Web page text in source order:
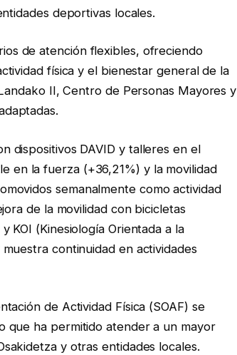
deportivas locales.
de atención flexibles, ofreciendo
física y el bienestar general de la
II, Centro de Personas Mayores y
dispositivos DAVID y talleres en el
en la fuerza (+36,21%) y la movilidad
semanalmente como actividad
de la movilidad con bicicletas
KOI (Kinesiología Orientada a la
continuidad en actividades
de Actividad Física (SOAF) se
que ha permitido atender a un mayor
y otras entidades locales.